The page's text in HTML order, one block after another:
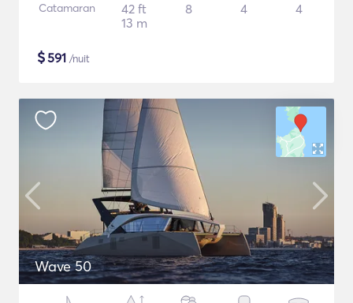
Catamaran
42 ft
13 m
8 4 4
$591 /nuit
Wave 50